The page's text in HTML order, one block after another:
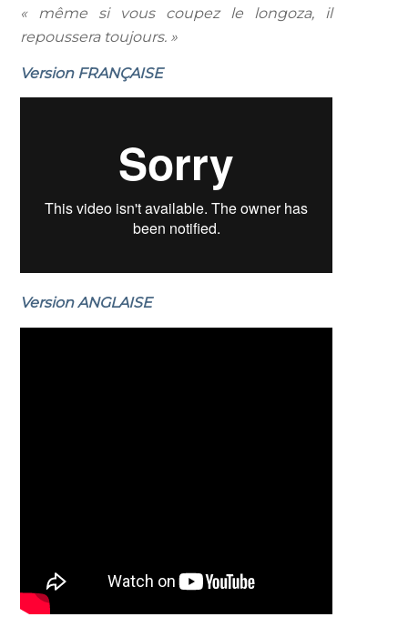
« même si vous coupez le longoza, il
repoussera toujours. »
Version FRANÇAISE
Version ANGLAISE